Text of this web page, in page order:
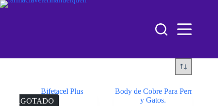
AGOTADO